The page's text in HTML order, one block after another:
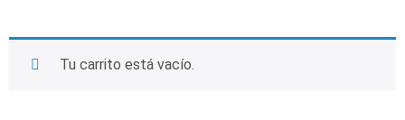
Tu carrito está vacío.